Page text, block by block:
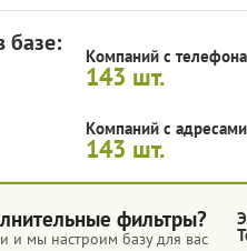
базе: Компаний с
143 шт.
Компаний с
143 шт.
фильтры?
и мы настроим базу для вас